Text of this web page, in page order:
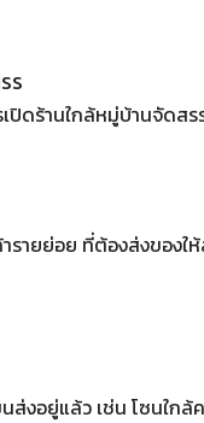
ร
ร้านใกล้หมู่บ้านจัดสรร
ายย่อย ที่ต้องส่งของใ
งอยู่แล้ว เช่น โซนใก